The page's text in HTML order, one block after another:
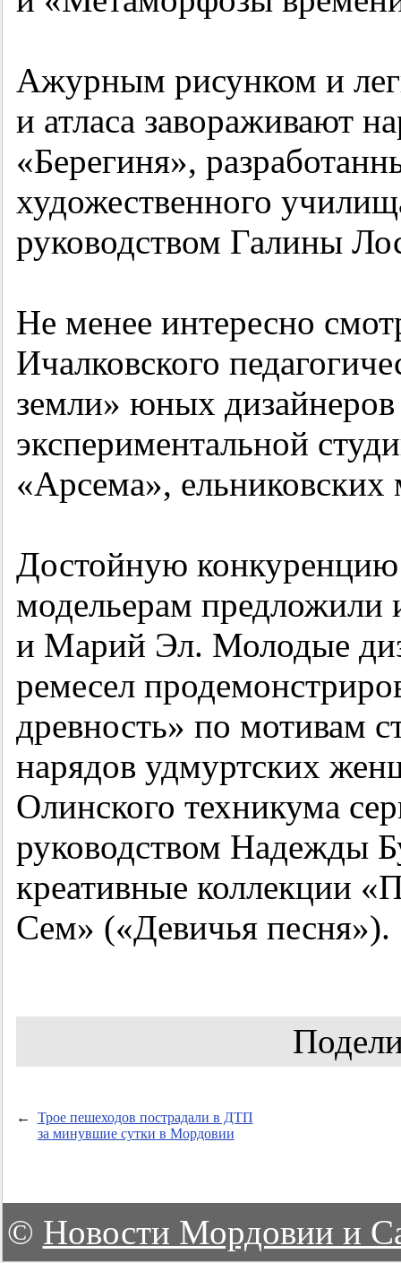
Ажурным рисунком и
и атласа завораживают
«Берегиня»,
художественного
руководством Галины
Не менее интересно
Ичалковского
земли» юных дизайнеров
экспериментальной
«Арсема», ельниковских
Достойную
модельерам предложили
и Марий Эл. Молодые
ремесел
древность» по мотивам
нарядов удмуртских
Олинского техникума
руководством Надежды
креативные коллекции
Сем» («Девичья песня»).
←
Трое пешеходов пострадали в ДТП
за минувшие сутки в Мордовии
© Новости Мордовии и